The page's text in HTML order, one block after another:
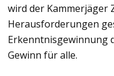
wird der Kammerjäger
Herausforderungen
Erkenntnisgewinnung
Gewinn für alle.